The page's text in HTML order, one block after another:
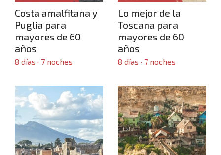
Inicio
Costa amalfitana y
Puglia para
mayores de 60
años
8 días · 7 noches
Lo mejor de la
Toscana para
mayores de 60
años
8 días · 7 noches